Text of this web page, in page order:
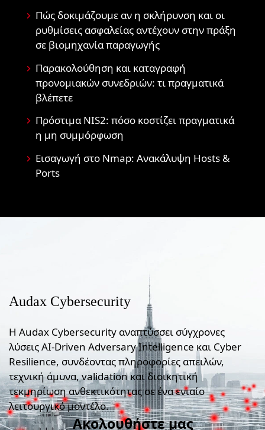
Πώς δοκιμάζουμε αν η σκλήρυνση και οι
ρυθμίσεις ασφαλείας αντέχουν στην πράξη
σε βιομηχανία παραγωγής
Παρακολούθηση και καταγραφή
προνομιακών συνεδριών: τι πραγματικά
βλέπετε
Πρόστιμα NIS2: πόσο κοστίζει πραγματικά
η μη συμμόρφωση
Εισαγωγή στο Nmap: Ανακάλυψη Hosts &
Ports
Audax Cybersecurity
Η Audax Cybersecurity αναπτύσσει σύγχρονες
λύσεις AI-Driven Adversary Intelligence και Cyber
Resilience, συνδέοντας πληροφορίες απειλών,
τεχνική άμυνα, validation και διοικητική
τεκμηρίωση ανθεκτικότητας σε ένα ενιαίο
λειτουργικό μοντέλο.
Ακολουθήστε μας